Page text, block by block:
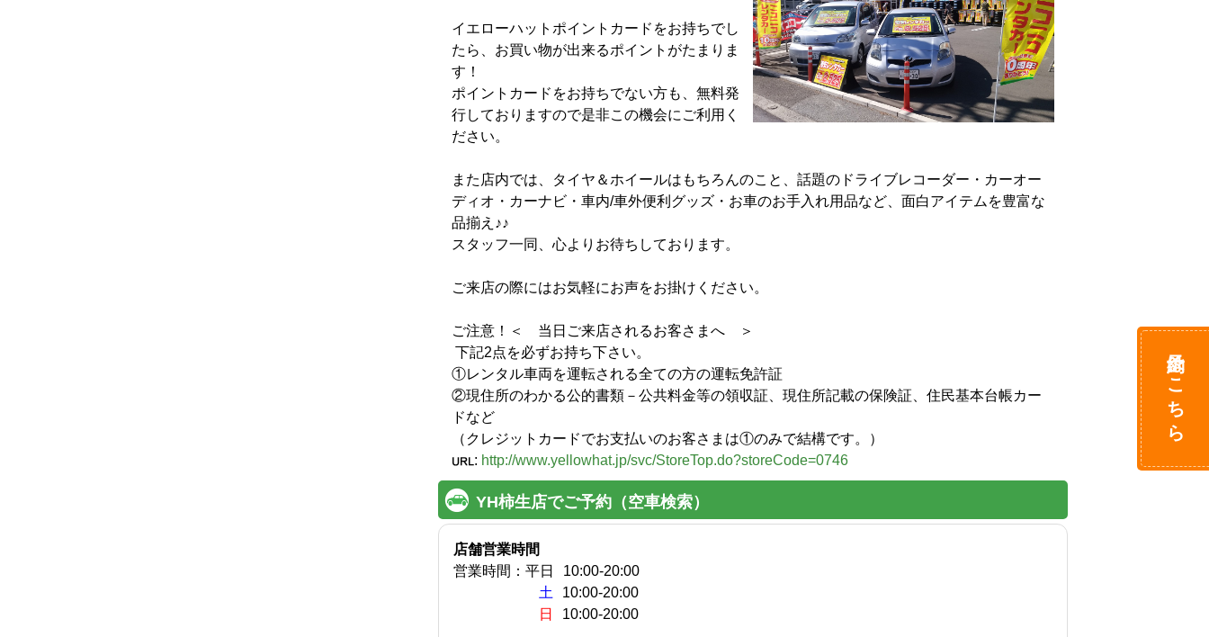
イエローハットポイントカードをお持ちでし
たら、お買い物が出来るポイントがたまりま
す！
ポイントカードをお持ちでない方も、無料発
行しておりますので是非この機会にご利用く
ださい。
また店内では、タイヤ＆ホイールはもちろんのこと、話題のドライブレコーダー・カーオー
ディオ・カーナビ・車内/車外便利グッズ・お車のお手入れ用品など、面白アイテムを豊富な
品揃え♪♪
スタッフ一同、心よりお待ちしております。
ご来店の際にはお気軽にお声をお掛けください。
ご注意！＜　当日ご来店されるお客さまへ　＞
①レンタル車両を運転される全ての方の運転免許証
②現住所のわかる公的書類－公共料金等の領収証、現住所記載の保険証、住民基本台帳カー
ドなど
（クレジットカードでお支払いのお客さまは①のみで結構です。）
: http://www.yellowhat.jp/svc/StoreTop.do?storeCode=0746
YH柿生店でご予約（空車検索）
店舗営業時間
営業時間： 平日 10:00-20:00
土
10:00-20:00
日
10:00-20:00
予約はこちら